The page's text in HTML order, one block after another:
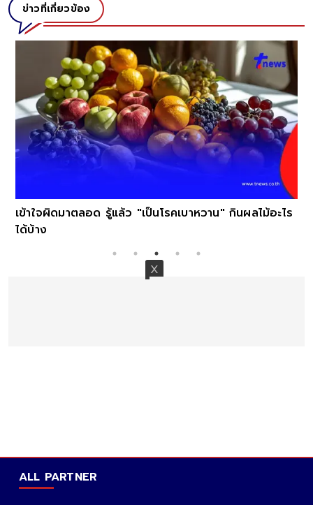
ข่าวที่เกี่ยวข้อง
เข้าใจผิดมาตลอด รู้แล้ว "เป็นโรคเบาหวาน" กินผลไม้อะไร
ได้บ้าง
ALL PARTNER